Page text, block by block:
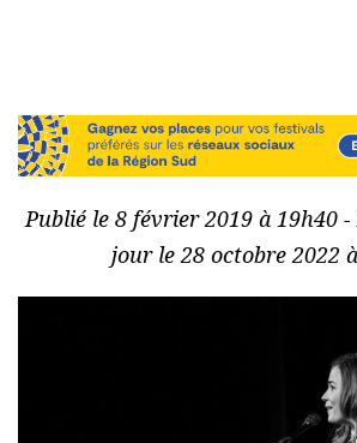
Publié le 8 février 2019 à 19h40
jour le 28 octobre 2022